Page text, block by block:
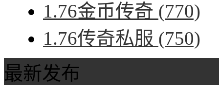
1.76金币传奇 (770)
1.76传奇私服 (750)
最新发布